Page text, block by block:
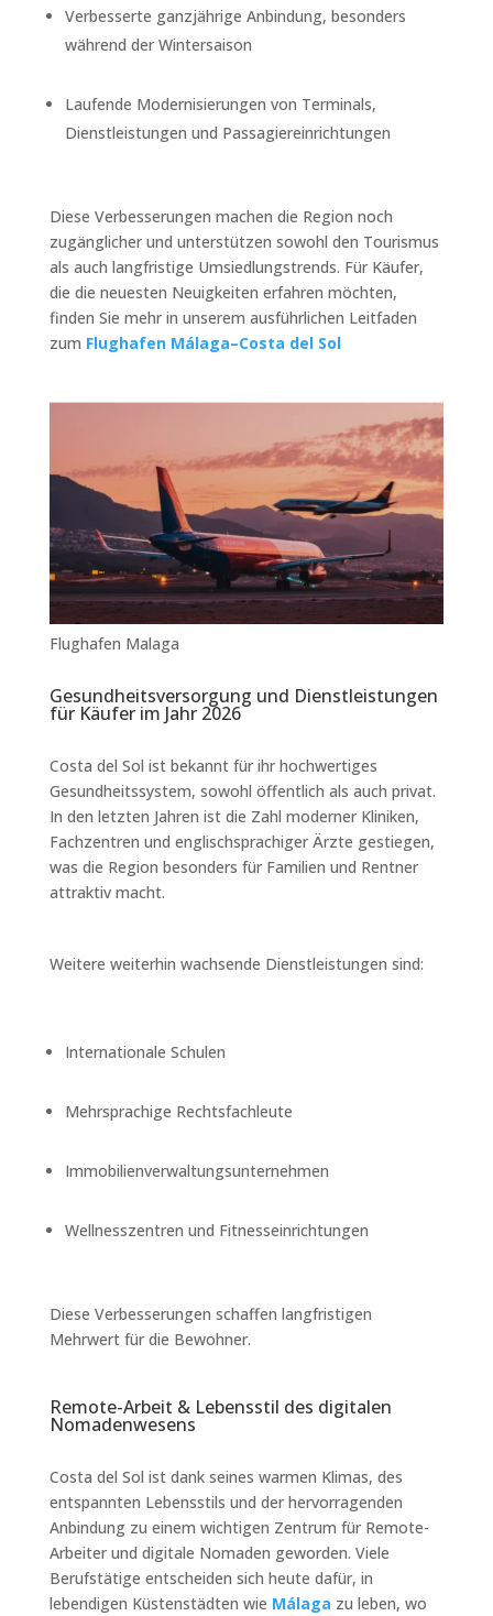
Verbesserte ganzjährige Anbindung, besonders
während der Wintersaison
Laufende Modernisierungen von Terminals,
Dienstleistungen und Passagiereinrichtungen
Diese Verbesserungen machen die Region noch
zugänglicher und unterstützen sowohl den Tourismus
als auch langfristige Umsiedlungstrends. Für Käufer,
die die neuesten Neuigkeiten erfahren möchten,
finden Sie mehr in unserem ausführlichen Leitfaden
zum Flughafen Málaga–Costa del Sol
Flughafen Malaga
Gesundheitsversorgung und Dienstleistungen
für Käufer im Jahr 2026
Costa del Sol ist bekannt für ihr hochwertiges
Gesundheitssystem, sowohl öffentlich als auch privat.
In den letzten Jahren ist die Zahl moderner Kliniken,
Fachzentren und englischsprachiger Ärzte gestiegen,
was die Region besonders für Familien und Rentner
attraktiv macht.
Weitere weiterhin wachsende Dienstleistungen sind:
Internationale Schulen
Mehrsprachige Rechtsfachleute
Immobilienverwaltungsunternehmen
Wellnesszentren und Fitnesseinrichtungen
Diese Verbesserungen schaffen langfristigen
Mehrwert für die Bewohner.
Remote-Arbeit & Lebensstil des digitalen
Nomadenwesens
Costa del Sol ist dank seines warmen Klimas, des
entspannten Lebensstils und der hervorragenden
Anbindung zu einem wichtigen Zentrum für Remote-
Arbeiter und digitale Nomaden geworden. Viele
Berufstätige entscheiden sich heute dafür, in
lebendigen Küstenstädten wie Málaga zu leben, wo